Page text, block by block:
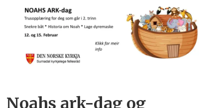
Noahs ark-dag og